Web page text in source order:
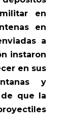
en
en
a
instaron
en sus
y
que la